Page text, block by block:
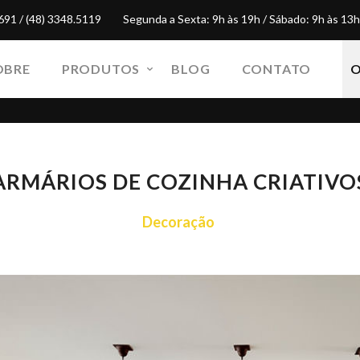
/ (48) 3348.5119 Segunda a Sexta: 9h às 19h / Sábado: 9h às 13h
PRODUTOS BLOG CONTATO
DE COZINHA
Decoração